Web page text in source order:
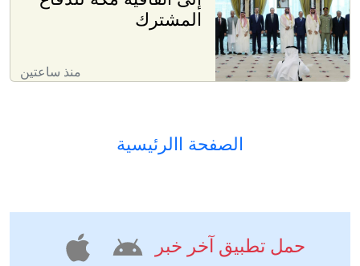
المشترك
منذ ساعتين
الصفحة االرئيسية
حمل تطبيق آخر خبر